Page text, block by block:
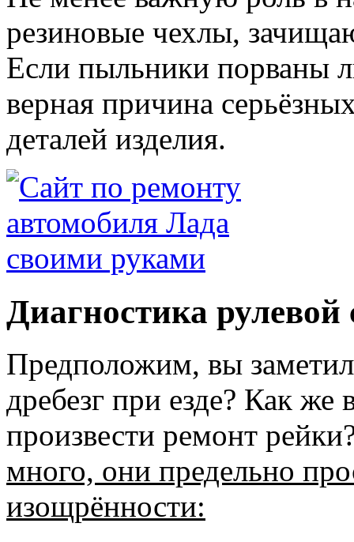
резиновые чехлы,
Если пыльники порваны
верная причина
деталей изделия.
Диагностика
Предположим, вы
дребезг при езде? Как же
произвести ремонт
много, они предельно
изощрённости: